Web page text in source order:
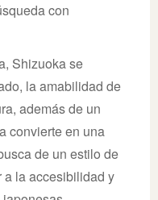
con
Shizuoka se
la amabilidad de
además de un
convierte en una
de un estilo de
la accesibilidad y